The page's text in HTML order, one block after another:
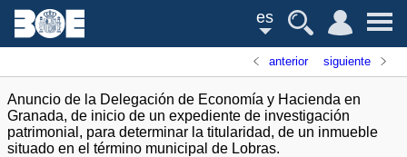
es
anterior siguiente
Anuncio de la Delegación de Economía y Hacienda en
Granada, de inicio de un expediente de investigación
patrimonial, para determinar la titularidad, de un inmueble
situado en el término municipal de Lobras.